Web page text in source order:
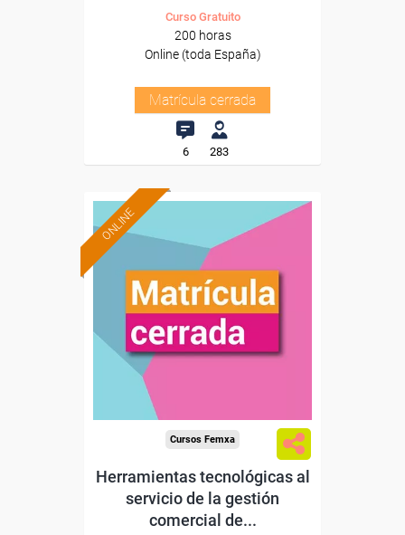
Curso Gratuito
200 horas
Online (toda España)
Matrícula cerrada
6 283
ONLINE
Cursos Femxa
Herramientas tecnológicas al
servicio de la gestión
comercial de...